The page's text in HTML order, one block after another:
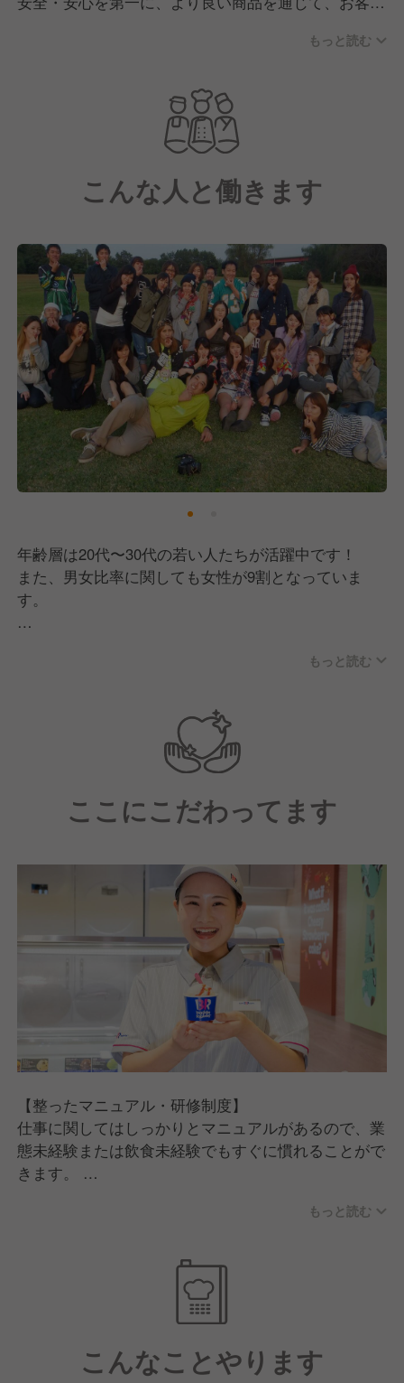
これからもブランドの信頼を守り、愛されるお店づく
りに励んでまいります。
そこで現在、事業拡大に向け、戦力強化のために積極
採用中です！
【サーティワンアイスクリームについて】
アメリカ発祥の世界最大級のアイスクリームチェーン
です。
現在、世界40カ国で7,300店舗以上、日本国内でも直
営・FC店を合わせて1,200店舗以上を展開していま
す。
私たち「有限会社ヒロシマ」は、当ブランドのFC加
盟店として関東エリアに20店舗以上を展開していま
す。
おかげさまで売上も順調に伸びており、今後もさらな
る拡大を目指します。
もっと読む
こんな人と働きます
年齢層は20代〜30代の若い人たちが活躍中です！
また、男女比率に関しても女性が9割となっていま
す。
【職場の風土について】
仕事をする中で大切にしているのは、「人として成長
そして成長する中で大切にすることは以下の5つにな
ります。
お客様ファーストで、元気で明るく、思いやりや清潔
感を意識する
■ルール
責任ある行動、そして定めたルールを遵守する
職務を誠実に取り組み、他の従業員のお手本となるよ
うな勤務姿勢を見せる
■社員
社会人として自覚ある行動・振る舞いを意識し、円滑
な人間関係を構築する
■健康
体調・健康管理の重要性を理解して、欠勤にならない
もっと読む
ここにこだわってます
【整ったマニュアル・研修制度】
仕事に関してはしっかりとマニュアルがあるので、業
態未経験または飲食未経験でもすぐに慣れることがで
きます。
ーニング研修もおこなっているので、着実にスキルア
【キャリアアップのチャンスあり】
運営元は現在、新規出店を積極的に進めています。
そのため、店長への昇進はもちろん、統括職などの新
たなポストも目指せます！
もっと読む
こんなことやります